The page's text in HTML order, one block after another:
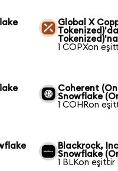
Global X
Tokenized)'na
1 COPXon
Coherent
Snowflake
1 COHRon
Blackrock,
Snowflake
1 BLKon